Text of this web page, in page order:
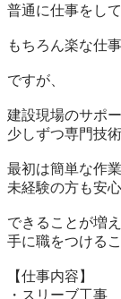
普通に仕事をし
もちろん楽な仕
ですが、
建設現場のサポ
少しずつ専門技
最初は簡単な作
未経験の方も安
できることが増
手に職をつける
【仕事内容】
・スリーブ工事